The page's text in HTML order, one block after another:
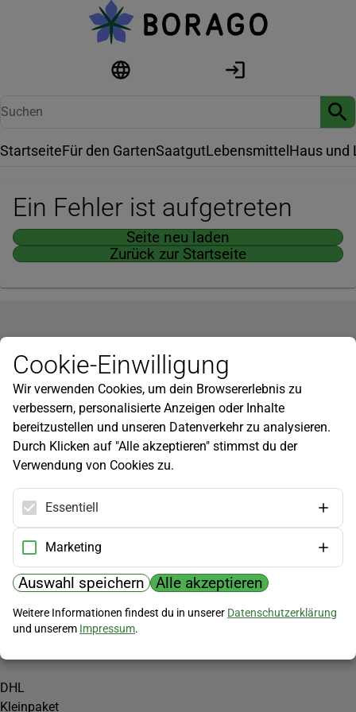
StartseiteFür den GartenSaatgutLebensmittel Haus und
Ein Fehler ist aufgetreten
Seite neu laden
Zurück zur Startseite
Newsletter
Infos zu neuen Produkten, Gartentipps und mehr findest du in
unserem Newsletter!
Jetzt anmelden
Hilfe
Kundenservice
Widerrufsbelehrung
Versandkosten
Zahlungsmöglichkeiten
PayPal
Vorkasse
Versand
DHL
Kleinpaket
Cookie-Einwilligung
Wir verwenden Cookies, um dein Browsererlebnis zu
verbessern, personalisierte Anzeigen oder Inhalte
bereitzustellen und unseren Datenverkehr zu analysieren.
Durch Klicken auf "Alle akzeptieren" stimmst du der
Verwendung von Cookies zu.
Essentiell
Marketing
Auswahl speichern Alle akzeptieren
Weitere Informationen findest du in unserer Datenschutzerklärung
und unserem Impressum.